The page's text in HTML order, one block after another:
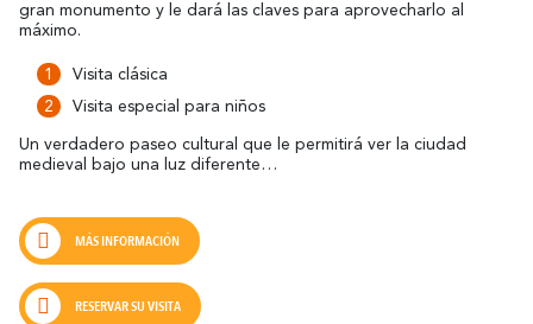
gran monumento y le dará las claves para aprovecharlo al
máximo.
Visita clásica
Visita especial para niños
Un verdadero paseo cultural que le permitirá ver la ciudad
medieval bajo una luz diferente…
MÁS INFORMACIÓN
RESERVAR SU VISITA